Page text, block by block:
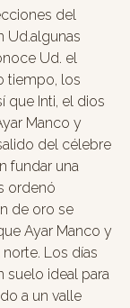
del
Ud.algunas
Ud. el
tiempo, los
que Inti, el dios
Manco y
del célebre
fundar una
ordenó
de oro se
Ayar Manco y
Los días
suelo ideal para
a un valle